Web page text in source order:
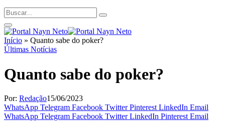
Início » Quanto sabe do poker?
Últimas Notícias
Quanto sabe do poker?
Por: Redação15/06/2023
WhatsApp Telegram Facebook Twitter Pinterest LinkedIn Email
WhatsApp Telegram Facebook Twitter LinkedIn Pinterest Email